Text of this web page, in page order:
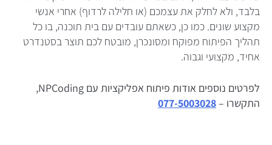
בלבד, ולא לחלק את עצמכם (או חלילה לרדוף) אחרי אנשי
מקצוע שונים. כמו כן, כשאתם עובדים עם בית תוכנה, בו כל
תהליך הפיתוח מפוקח ומסונכרן, מובטח לכם תוצר בסטנדרט
אחיד, מקצועי וגבוה.
לפרטים נוספים אודות פיתוח אפליקציות עם NPCoding,
התקשרו –077-5003028